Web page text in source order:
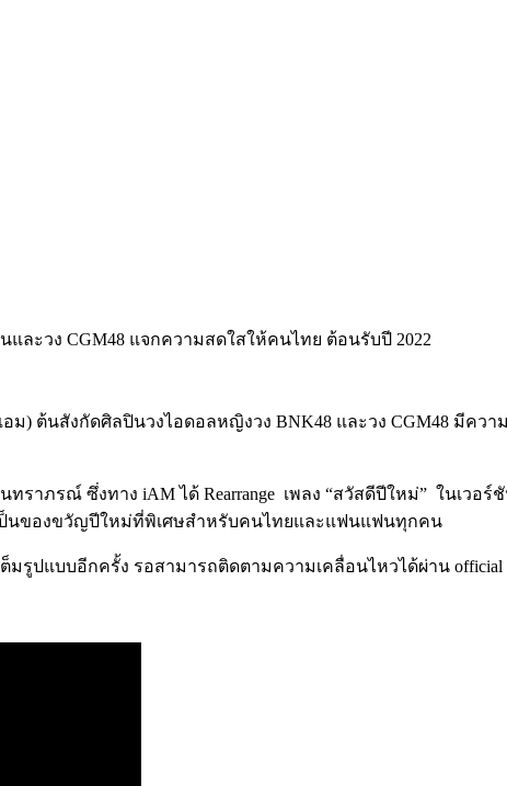
อม) ต้นสังกัดศิลปินวงไอดอลหญิงวง BNK48 และวง CGM48 มีควา
ทราภรณ์ ซึ่งทาง iAMได้ Rearrange เพลง “สวัสดีปีใหม่” ในเวอร์
นของขวัญปีใหม่ที่พิเศษสำหรับคนไทยและแฟนแฟนทุกคน
มรูปแบบอีกครั้ง รอสามารถติดตามความเคลื่อนไหวได้ผ่าน official